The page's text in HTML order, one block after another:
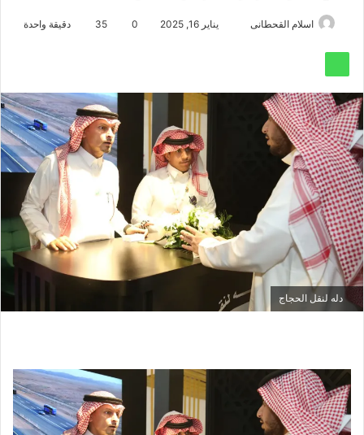
اسلام القحطانى يناير 16, 2025 0
35 دقيقة واحدة
دله لنقل الحجاج